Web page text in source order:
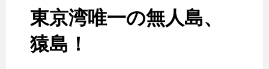
東京湾唯一の無人島、
猿島！